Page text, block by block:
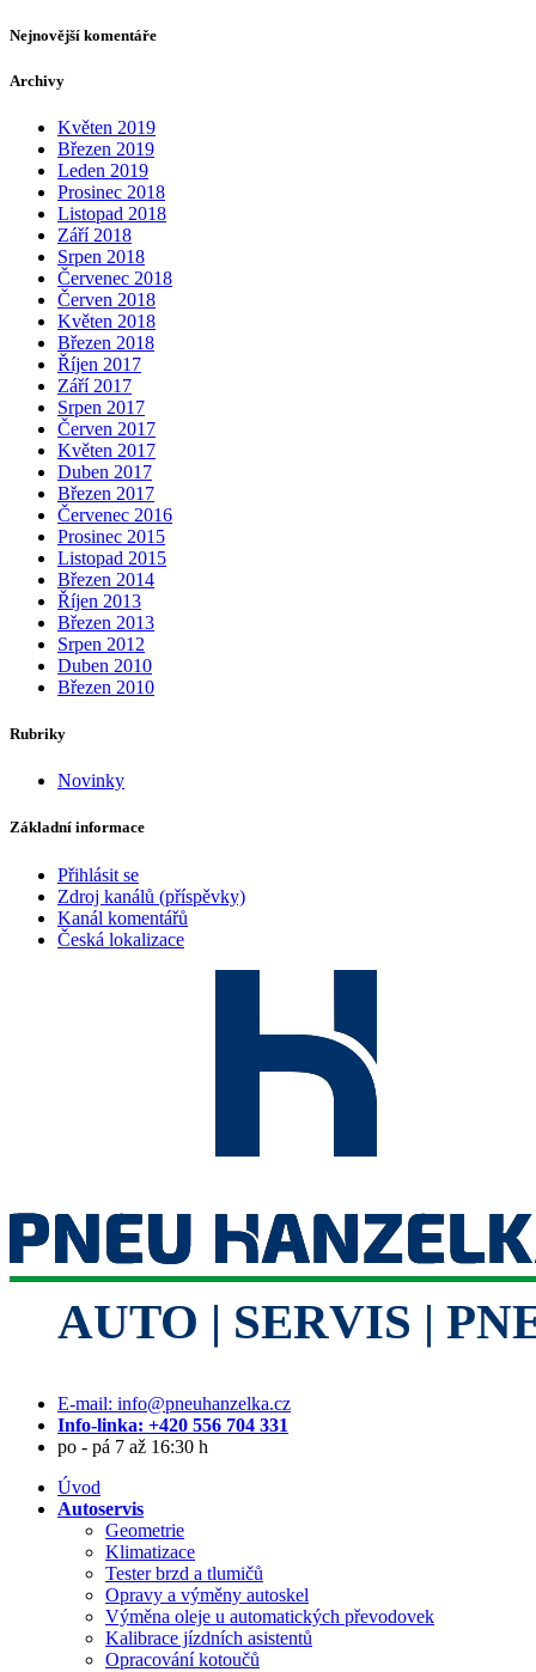
Nejnovější komentáře
Archivy
Květen 2019
Březen 2019
Leden 2019
Prosinec 2018
Listopad 2018
Září 2018
Srpen 2018
Červenec 2018
Červen 2018
Květen 2018
Březen 2018
Říjen 2017
Září 2017
Srpen 2017
Červen 2017
Květen 2017
Duben 2017
Březen 2017
Červenec 2016
Prosinec 2015
Listopad 2015
Březen 2014
Říjen 2013
Březen 2013
Srpen 2012
Duben 2010
Březen 2010
Rubriky
Novinky
Základní informace
Přihlásit se
Zdroj kanálů (příspěvky)
Kanál komentářů
Česká lokalizace
E-mail: info@pneuhanzelka.cz
Info-linka: +420 556 704 331
po - pá 7 až 16:30 h
Úvod
Autoservis
Geometrie
Klimatizace
Tester brzd a tlumičů
Opravy a výměny autoskel
Výměna oleje u automatických převodovek
Kalibrace jízdních asistentů
Opracování kotoučů